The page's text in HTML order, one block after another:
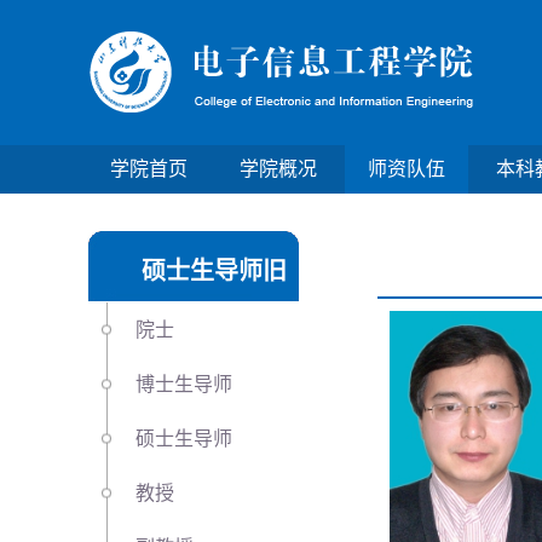
学院首页 学院概况 师资队伍 本科
硕士生导师旧
院士
博士生导师
硕士生导师
教授